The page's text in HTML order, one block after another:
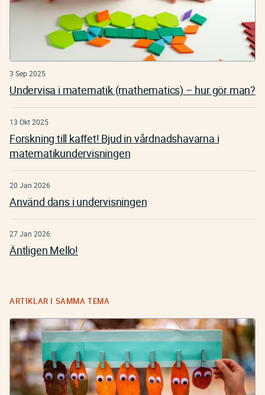
3 Sep 2025
Undervisa i matematik (mathematics) – hur gör man?
13 Okt 2025
Forskning till kaffet! Bjud in vårdnadshavarna i
matematikundervisningen
20 Jan 2026
Använd dans i undervisningen
27 Jan 2026
Äntligen Mello!
ARTIKLAR I SAMMA TEMA